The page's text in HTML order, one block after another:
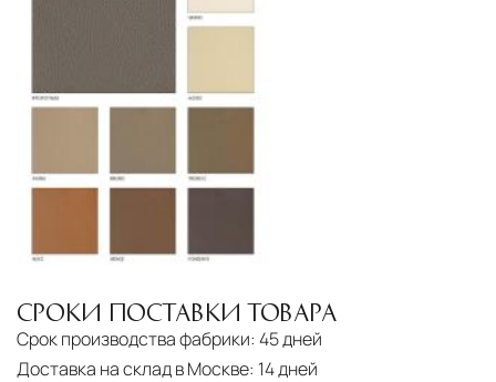
СРОКИ ПОСТАВКИ ТОВАРА
Срок производства фабрики: 45 дней
Доставка на склад в Москве: 14 дней